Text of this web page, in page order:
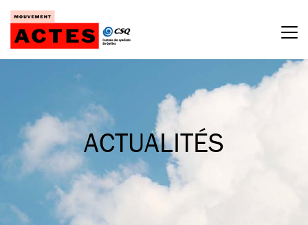
Passer
contenu
ACTUALITÉS